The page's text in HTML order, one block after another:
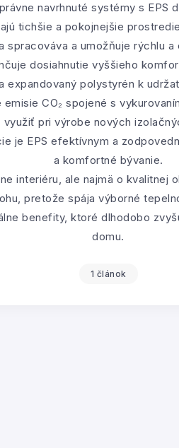
navrhnuté systémy s
tichšie a pokojnejšie
spracováva a umožňuje rýchlu
dosiahnutie vyššieho
expandovaný polystyrén k
CO₂ spojené s
pri výrobe nových
je EPS efektívnym a
a komfortné bývanie.
interiéru, ale najmä o kvalitnej
pretože spája výborné
benefity, ktoré dlhodobo
domu.
1 článok